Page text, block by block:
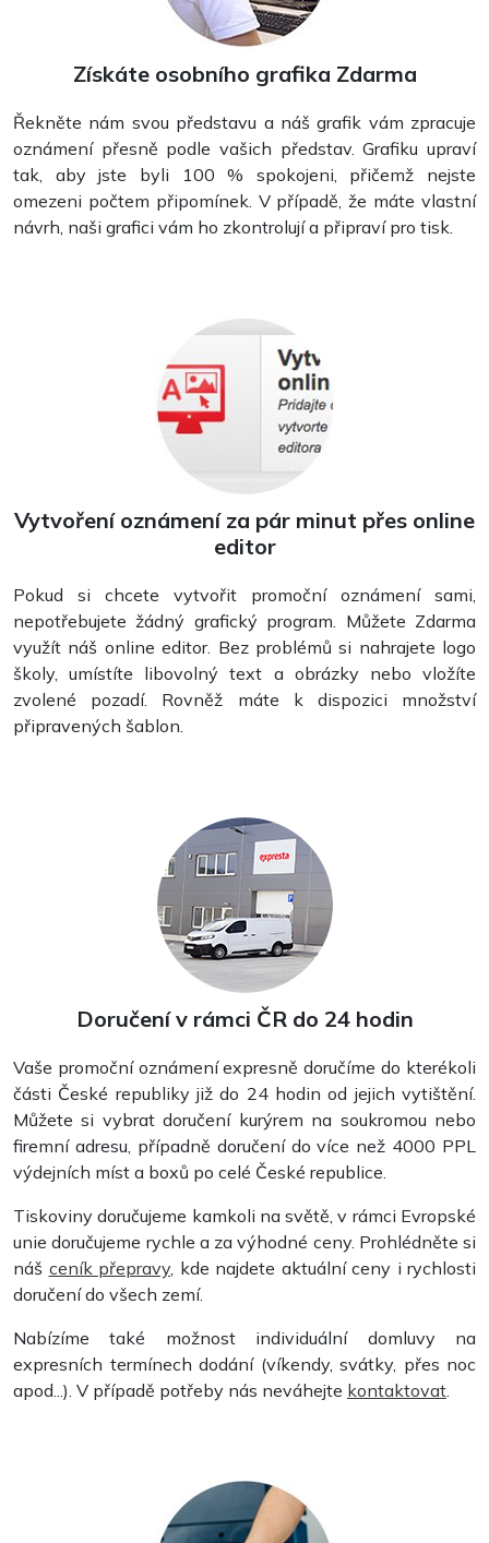
Samolepky
Plakáty
Získáte osobního grafika Zdarma
Řekněte nám svou představu a náš grafik vám zpracuje
oznámení přesně podle vašich představ. Grafiku upraví
tak, aby jste byli 100 % spokojeni, přičemž nejste
omezeni počtem připomínek. V případě, že máte vlastní
návrh, naši grafici vám ho zkontrolují a připraví pro tisk.
Vytvoření oznámení za pár minut přes online
editor
Pokud si chcete vytvořit promoční oznámení sami,
nepotřebujete žádný grafický program. Můžete Zdarma
využít náš online editor. Bez problémů si nahrajete logo
školy, umístíte libovolný text a obrázky nebo vložíte
zvolené pozadí. Rovněž máte k dispozici množství
připravených šablon.
Doručení v rámci ČR do 24 hodin
Vaše promoční oznámení expresně doručíme do kterékoli
části České republiky již do 24 hodin od jejich vytištění.
Můžete si vybrat doručení kurýrem na soukromou nebo
firemní adresu, případně doručení do více než 4000 PPL
výdejních míst a boxů po celé České republice.
Tiskoviny doručujeme kamkoli na světě, v rámci Evropské
unie doručujeme rychle a za výhodné ceny. Prohlédněte si
náš ceník přepravy, kde najdete aktuální ceny i rychlosti
doručení do všech zemí.
Nabízíme také možnost individuální domluvy na
expresních termínech dodání (víkendy, svátky, přes noc
apod...). V případě potřeby nás neváhejte kontaktovat.